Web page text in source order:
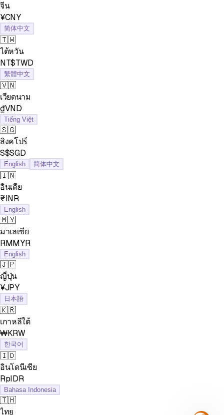
จีน
¥CNY
简体中文
🇹🇼
ไต้หวัน
NT$TWD
繁體中文
🇻🇳
เวียดนาม
₫VND
Tiếng Việt
🇸🇬
สิงคโปร์
S$SGD
English 简体中文
🇮🇳
อินเดีย
₹INR
English
🇲🇾
มาเลเซีย
RMMYR
English
🇯🇵
ญี่ปุ่น
¥JPY
日本語
🇰🇷
เกาหลีใต้
₩KRW
한국어
🇮🇩
อินโดนีเซีย
RpIDR
Bahasa Indonesia
🇹🇭
ไทย